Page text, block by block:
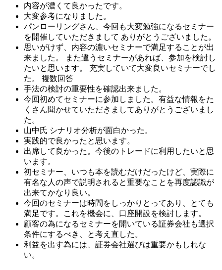
内容が濃くて良かったです。
大変参考になりました。
パンローリングさん、今回も大変勉強になるセミナー
を開催していただきまして ありがとうございました。
思いがけず、内容の濃いセミナーで満足することが出
来ました。 また違うセミナーがあれば、参加を検討し
たいと思います。 充実していて大変良いセミナーでし
た。 複数回答
手法の検討の重要性を確認出来ました。
今回初めてセミナーに参加しました。有益な情報をた
くさん聞かせていただきましてありがとうございまし
た。
山中氏 シナリオ分析が面白かった。
実践的で良かったと思います。
出席して良かった。今後のトレードに利用したいと思
います。
初セミナー、いつも本を読むだけだったけど、実際に
有名な人の声で説明されると重要なことを再度認識が
出来てかなり良い。
今回のセミナーは時間をしっかりとってあり、とても
満足です。これを機会に、口座開設を検討します。
顧客の為になるセミナーを開いている証券会社も選択
条件にするべき、と考え直した。
利益を出す為には、証券会社選びは重要かもしれな
い。